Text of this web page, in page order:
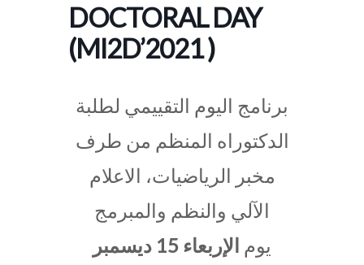
DOCTORAL DAY
(MI2D’2021 )
برنامج اليوم التقييمي لطلبة
الدكتوراه المنظم من طرف
مخبر الرياضيات، الاعلام
الآلي والنظم والمبرمج
يوم
الإربعاء 15 ديسمبر